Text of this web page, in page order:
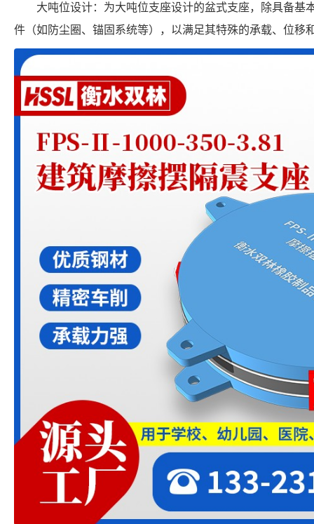
大吨位设计：为大吨位支座设计的盆式支座，除具备基
件（如防尘圈、锚固系统等），以满足其特殊的承载、位移